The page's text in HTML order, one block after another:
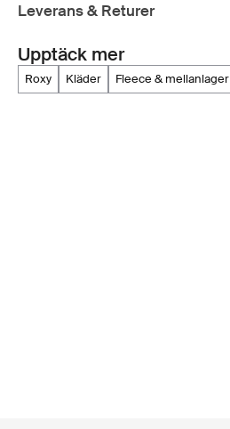
Leverans & Returer
Upptäck mer
roxy kläder fleece & mellanlager